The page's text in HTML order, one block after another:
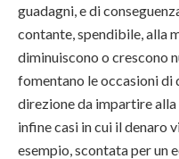
guadagni, e di
contante, spendibile, alla
diminuiscono o crescono
fomentano le occasioni di
direzione da impartire
infine casi in cui il denaro
esempio, scontata per un